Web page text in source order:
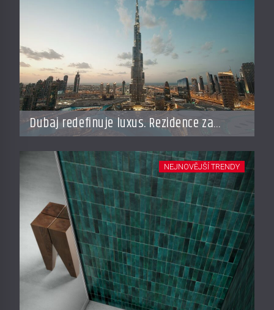
Dubaj redefinuje luxus. Rezidence za
miliardy dnes připomínají soukromé
resorty budoucnosti
NEJNOVĚJŠÍ TRENDY